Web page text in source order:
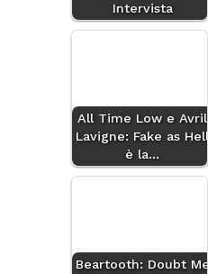
Intervista
All Time Low e Avril
Lavigne: Fake as Hell
è la…
Beartooth: Doubt Me